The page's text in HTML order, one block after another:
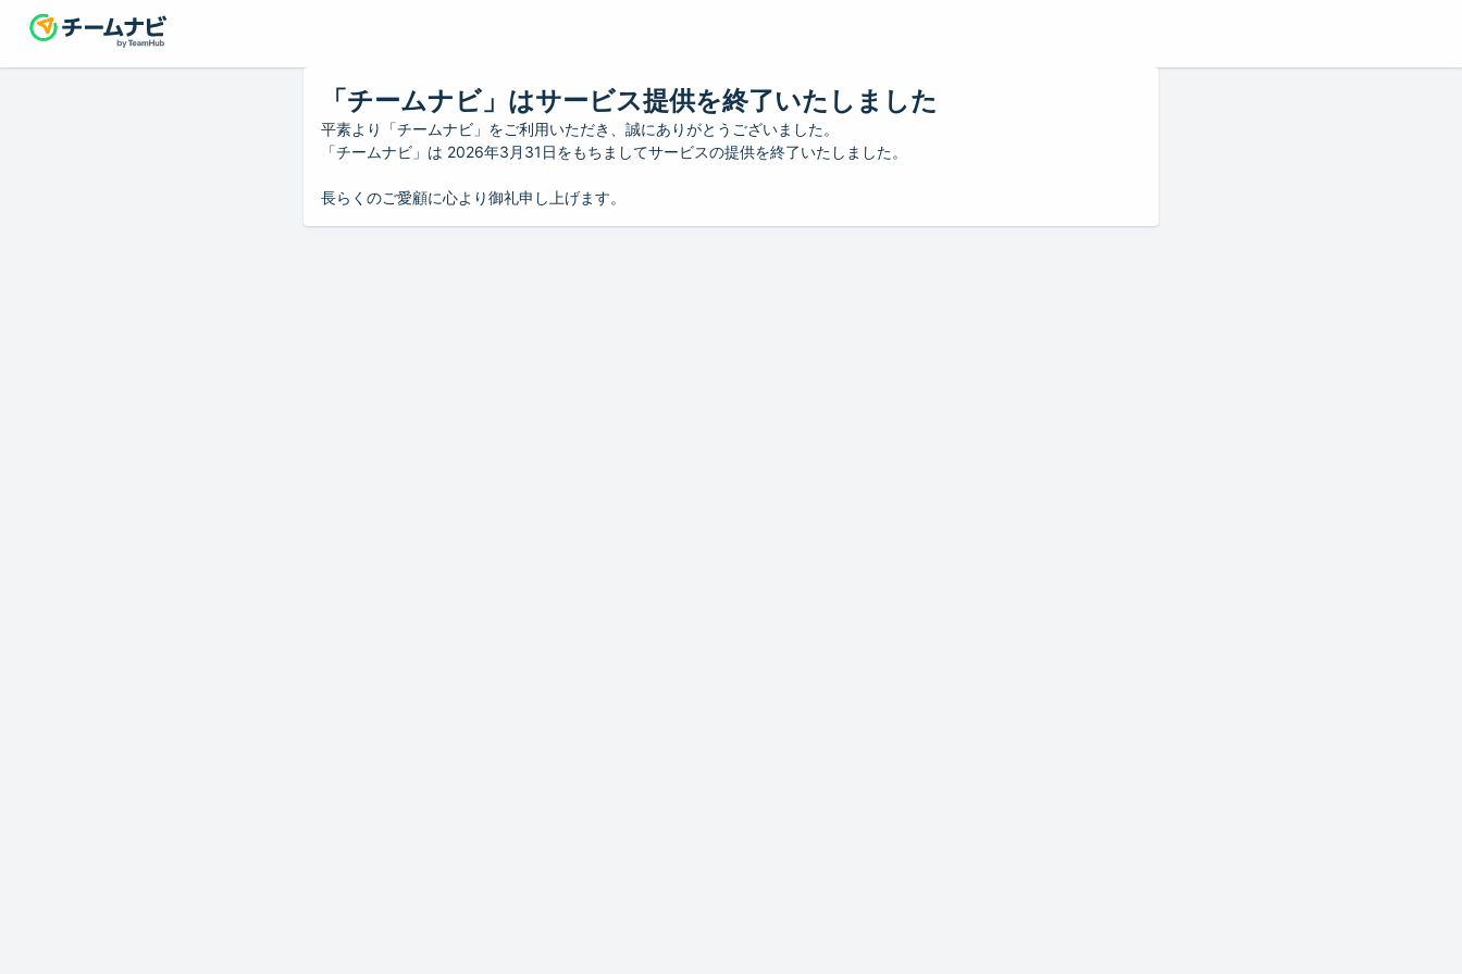
「チームナビ」はサービス提供を終了いたしました
平素より「チームナビ」をご利用いただき、誠にありがとうございました。
「チームナビ」は 2026年3月31日をもちましてサービスの提供を終了いたしました。
長らくのご愛顧に心より御礼申し上げます。